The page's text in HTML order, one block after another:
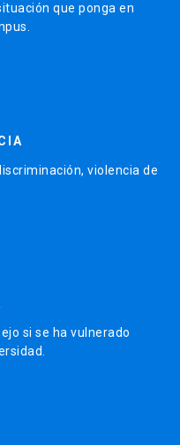
que ponga en
violencia de
si se ha vulnerado